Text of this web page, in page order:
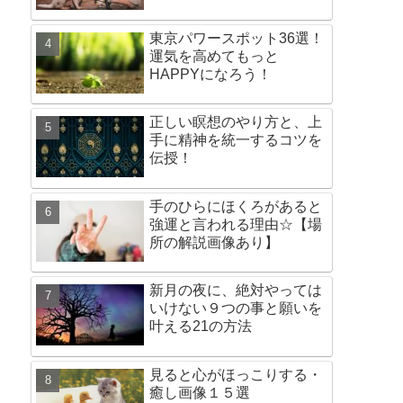
東京パワースポット36選！
運気を高めてもっと
HAPPYになろう！
正しい瞑想のやり方と、上
手に精神を統一するコツを
伝授！
手のひらにほくろがあると
強運と言われる理由☆【場
所の解説画像あり】
新月の夜に、絶対やっては
いけない９つの事と願いを
叶える21の方法
見ると心がほっこりする・
癒し画像１５選